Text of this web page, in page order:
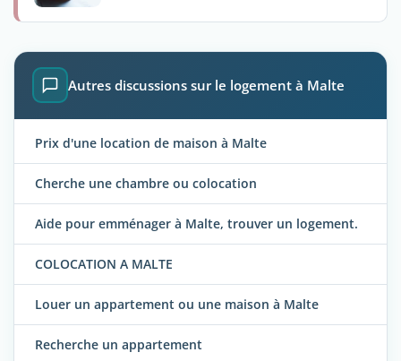
Autres discussions sur le logement à Malte
Prix d'une location de maison à Malte
Cherche une chambre ou colocation
Aide pour emménager à Malte, trouver un logement.
COLOCATION A MALTE
Louer un appartement ou une maison à Malte
Recherche un appartement